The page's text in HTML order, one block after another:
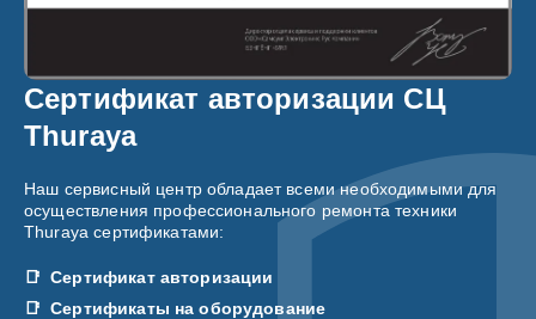
Сертификат авторизации СЦ
Thuraya
Наш сервисный центр обладает всеми необходимыми для
осуществления профессионального ремонта техники
Thuraya сертификатами:
Сертификат авторизации
Сертификаты на оборудование